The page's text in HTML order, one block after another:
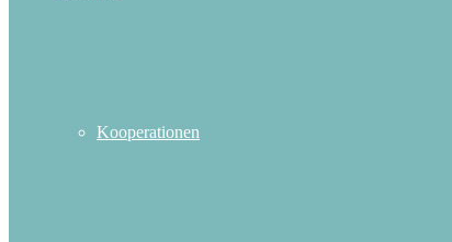
Kooperationen